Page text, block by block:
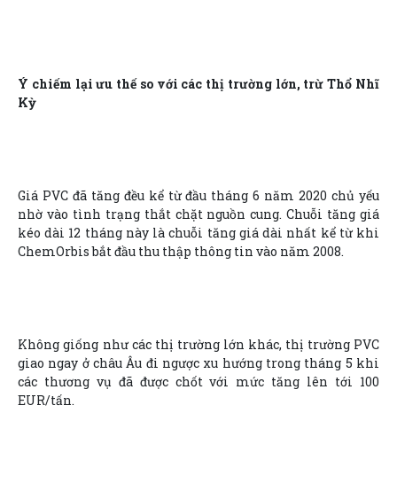
Ý chiếm lại ưu thế so với các thị trường lớn, trừ Thổ Nhĩ
Kỳ
Giá PVC đã tăng đều kể từ đầu tháng 6 năm 2020 chủ yếu
nhờ vào tình trạng thắt chặt nguồn cung. Chuỗi tăng giá
kéo dài 12 tháng này là chuỗi tăng giá dài nhất kể từ khi
ChemOrbis bắt đầu thu thập thông tin vào năm 2008.
Không giống như các thị trường lớn khác, thị trường PVC
giao ngay ở châu Âu đi ngược xu hướng trong tháng 5 khi
các thương vụ đã được chốt với mức tăng lên tới 100
EUR/tấn.